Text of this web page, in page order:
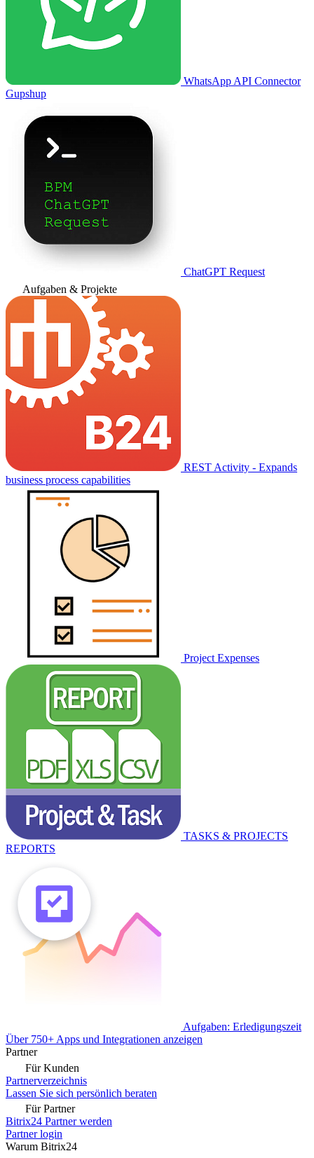
WhatsApp API Connector
Gupshup
ChatGPT Request
Aufgaben & Projekte
REST Activity - Expands
business process capabilities
Project Expenses
TASKS & PROJECTS
REPORTS
Aufgaben: Erledigungszeit
Über 750+ Apps und Integrationen anzeigen
Partner
Für Kunden
Partnerverzeichnis
Lassen Sie sich persönlich beraten
Für Partner
Bitrix24 Partner werden
Partner login
Warum Bitrix24